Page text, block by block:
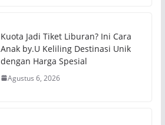
Kuota Jadi Tiket Liburan? Ini Cara
Anak by.U Keliling Destinasi Unik
dengan Harga Spesial
Agustus 6, 2026